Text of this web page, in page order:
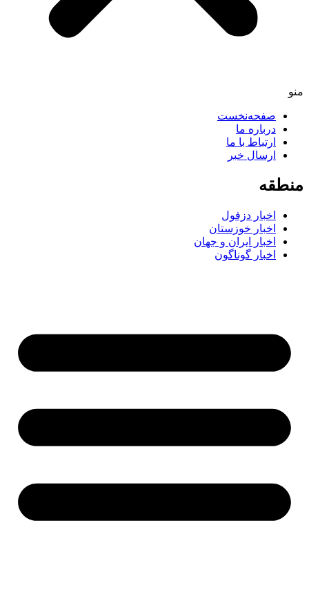
صفحه‌نخست
درباره ما
ارتباط با ما
ارسال خبر
اخبار دزفول
اخبار خوزستان
اخبار ایران و جهان
اخبار گوناگون